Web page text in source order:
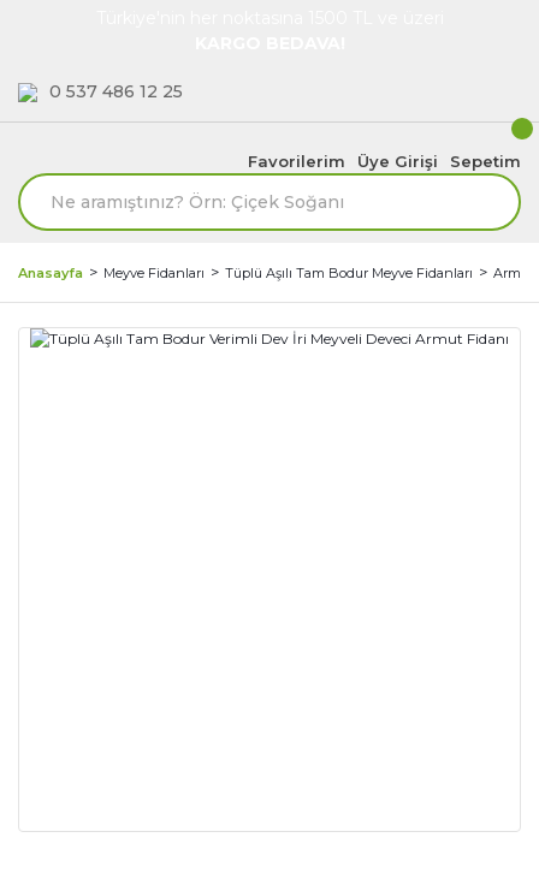
0 537 486 12 25
Favorilerim Üye Girişi Sepetim
Anasayfa Meyve Fidanları Tüplü Aşılı Tam Bodur Meyve Fidanları Armut